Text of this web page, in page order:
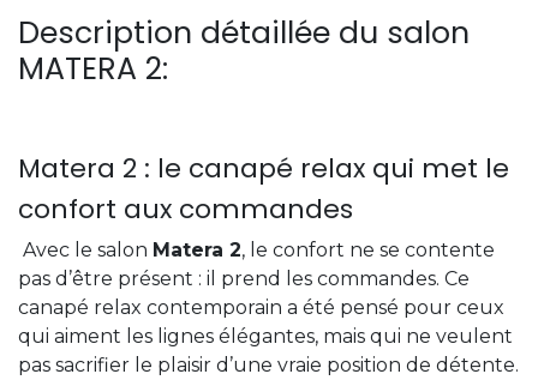
Description détaillée du salon
MATERA 2:
Matera 2 : le canapé relax qui met le
confort aux commandes
Avec le salon Matera 2, le confort ne se contente
pas d’être présent : il prend les commandes. Ce
canapé relax contemporain a été pensé pour ceux
qui aiment les lignes élégantes, mais qui ne veulent
pas sacrifier le plaisir d’une vraie position de détente.